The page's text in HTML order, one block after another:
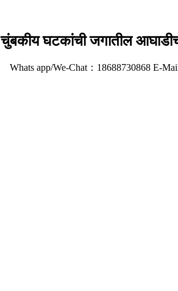
चुंबकीय घटकांची जगातील आघाडीची
Whats app/We-Chat：18688730868 E-